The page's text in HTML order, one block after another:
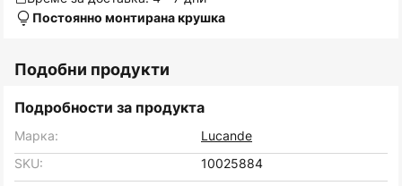
Постоянно монтирана крушка
Подобни продукти
Подробности за продукта
Марка:
Lucande
SKU:
10025884